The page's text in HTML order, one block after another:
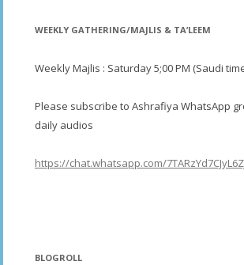
WEEKLY GATHERING/MAJLIS & TA’LEEM
Weekly Majlis : Saturday 5;00 PM (Saudi
Please subscribe to Ashrafiya WhatsApp
daily audios
https://chat.whatsapp.com/
BLOGROLL